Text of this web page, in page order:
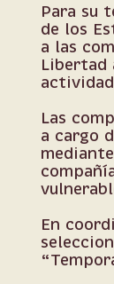
Para su
de los
a las
Libertad
Las
a cargo
En